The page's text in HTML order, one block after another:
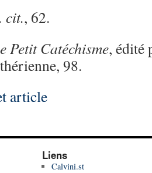
cit., 62.
Petit Catéchisme, édité
98.
article
Liens
Calvini.st